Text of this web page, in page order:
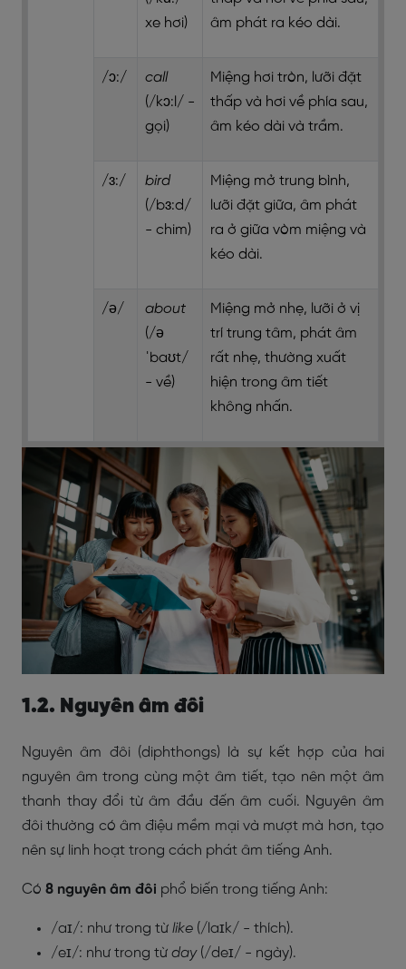
xe hơi)
âm phát ra kéo dài.
/ɔ:/
call
(/kɔ:l/ -
gọi)
Miệng hơi tròn, lưỡi đặt
thấp và hơi về phía sau,
âm kéo dài và trầm.
/ɜ:/
bird
(/bɜ:d/
- chim)
Miệng mở trung bình,
lưỡi đặt giữa, âm phát
ra ở giữa vòm miệng và
kéo dài.
/ə/
about
(/ə
ˈbaʊt/
- về)
Miệng mở nhẹ, lưỡi ở vị
trí trung tâm, phát âm
rất nhẹ, thường xuất
hiện trong âm tiết
không nhấn.
1.2. Nguyên âm đôi
Nguyên âm đôi (diphthongs) là sự kết hợp của hai
nguyên âm trong cùng một âm tiết, tạo nên một âm
thanh thay đổi từ âm đầu đến âm cuối. Nguyên âm
đôi thường có âm điệu mềm mại và mượt mà hơn, tạo
nên sự linh hoạt trong cách phát âm tiếng Anh.
Có 8 nguyên âm đôi phổ biến trong tiếng Anh:
/aɪ/: như trong từ like (/laɪk/ - thích).
/eɪ/: như trong từ day(/deɪ/ - ngày).